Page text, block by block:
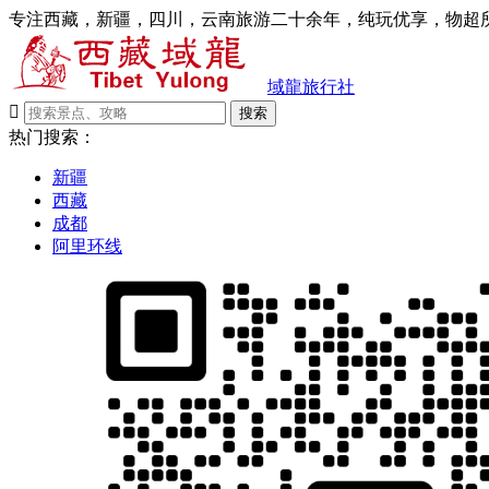
专注西藏，新疆，四川，云南旅游二十余年，纯玩优享，物超
域龍旅行社

搜索
热门搜索：
新疆
西藏
成都
阿里环线